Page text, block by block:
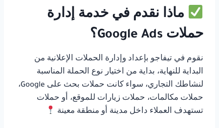
ماذا نقدم في خدمة إدارة
حملات Google Ads؟
نقوم في تيفاجو بإعداد وإدارة الحملات الإعلانية من
البداية للنهاية، بداية من اختيار نوع الحملة المناسبة
لنشاطك التجاري، سواء كانت حملات بحث على Google،
حملات مكالمات، حملات زيارات للموقع، أو حملات
تستهدف العملاء داخل مدينة أو منطقة معينة